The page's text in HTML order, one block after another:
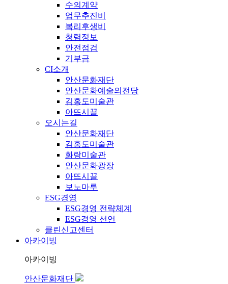
수의계약
업무추진비
복리후생비
청렴정보
안전점검
기부금
CI소개
안산문화재단
안산문화예술의전당
김홍도미술관
아뜨시끌
오시는길
안산문화재단
김홍도미술관
화랑미술관
안산문화광장
아뜨시끌
보노마루
ESG경영
ESG경영 전략체계
ESG경영 선언
클린신고센터
아카이빙
아카이빙
안산문화재단